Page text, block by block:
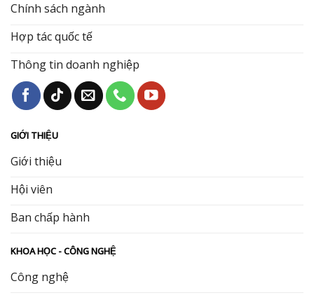
Chính sách ngành
Hợp tác quốc tế
Thông tin doanh nghiệp
GIỚI THIỆU
Giới thiệu
Hội viên
Ban chấp hành
KHOA HỌC - CÔNG NGHỆ
Công nghệ